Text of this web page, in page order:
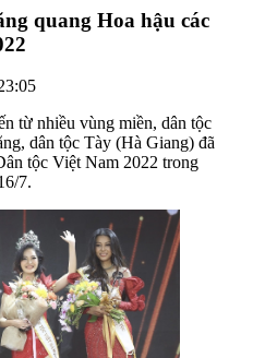
quang Hoa hậu các
từ nhiều vùng miền, dân tộc
dân tộc Tày (Hà Giang) đã
tộc Việt Nam 2022 trong
7.